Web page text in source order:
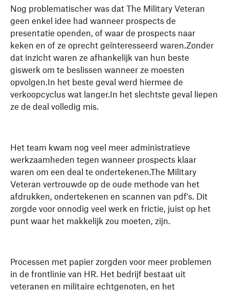
Nog problematischer was dat The Military Veteran
geen enkel idee had wanneer prospects de
presentatie openden, of waar de prospects naar
keken en of ze oprecht geïnteresseerd waren.Zonder
dat inzicht waren ze afhankelijk van hun beste
giswerk om te beslissen wanneer ze moesten
opvolgen.In het beste geval werd hiermee de
verkoopcyclus wat langer.In het slechtste geval liepen
ze de deal volledig mis.
Het team kwam nog veel meer administratieve
werkzaamheden tegen wanneer prospects klaar
waren om een deal te ondertekenen.The Military
Veteran vertrouwde op de oude methode van het
afdrukken, ondertekenen en scannen van pdf's. Dit
zorgde voor onnodig veel werk en frictie, juist op het
punt waar het makkelijk zou moeten, zijn.
Processen met papier zorgden voor meer problemen
in de frontlinie van HR. Het bedrijf bestaat uit
veteranen en militaire echtgenoten, en het